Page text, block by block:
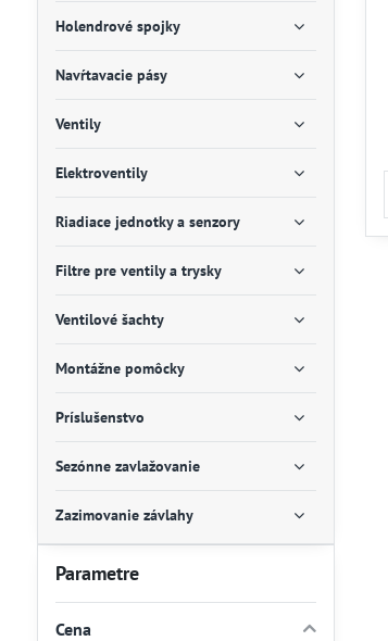
Parametre
Cena
Holendrové spojky
Navŕtavacie pásy
Ventily
Elektroventily
Riadiace jednotky a senzory
Filtre pre ventily a trysky
Ventilové šachty
Montážne pomôcky
Príslušenstvo
Sezónne zavlažovanie
Zazimovanie závlahy